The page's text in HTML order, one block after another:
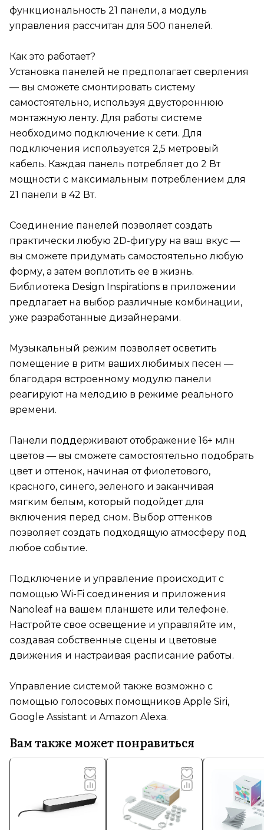
функциональность 21 панели, а модуль
управления рассчитан для 500 панелей.
Как это работает?
Установка панелей не предполагает сверления
— вы сможете смонтировать систему
самостоятельно, используя двустороннюю
монтажную ленту. Для работы системе
необходимо подключение к сети. Для
подключения используется 2,5 метровый
кабель. Каждая панель потребляет до 2 Вт
мощности с максимальным потреблением для
21 панели в 42 Вт.
Соединение панелей позволяет создать
практически любую 2D-фигуру на ваш вкус —
вы сможете придумать самостоятельно любую
форму, а затем воплотить ее в жизнь.
Библиотека Design Inspirations в приложении
предлагает на выбор различные комбинации,
уже разработанные дизайнерами.
Музыкальный режим позволяет осветить
помещение в ритм ваших любимых песен —
благодаря встроенному модулю панели
реагируют на мелодию в режиме реального
времени.
Панели поддерживают отображение 16+ млн
цветов — вы сможете самостоятельно подобрать
цвет и оттенок, начиная от фиолетового,
красного, синего, зеленого и заканчивая
мягким белым, который подойдет для
включения перед сном. Выбор оттенков
позволяет создать подходящую атмосферу под
любое событие.
Подключение и управление происходит с
помощью Wi-Fi соединения и приложения
Nanoleaf на вашем планшете или телефоне.
Настройте свое освещение и управляйте им,
создавая собственные сцены и цветовые
движения и настраивая расписание работы.
Управление системой также возможно с
помощью голосовых помощников Apple Siri,
Google Assistant и Amazon Alexa.
Вам также может понравиться